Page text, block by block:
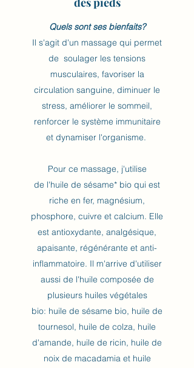
Quels sont ses bienfaits?
Il s'agit d'un massage qui permet
de soulager les tensions
musculaires, favoriser la
circulation sanguine, diminuer le
stress, améliorer le sommeil,
renforcer le système immunitaire
et dynamiser l'organisme.
Pour ce massage, j'utilise
de l'huile de sésame* bio qui est
riche en fer, magnésium,
phosphore, cuivre et calcium. Elle
est antioxydante, analgésique,
apaisante, régénérante et anti-
inflammatoire. Il m'arrive d'utiliser
aussi de l'huile composée de
plusieurs huiles végétales
bio: huile de sésame bio, huile de
tournesol, huile de colza, huile
d'amande, huile de ricin, huile de
noix de macadamia et huile